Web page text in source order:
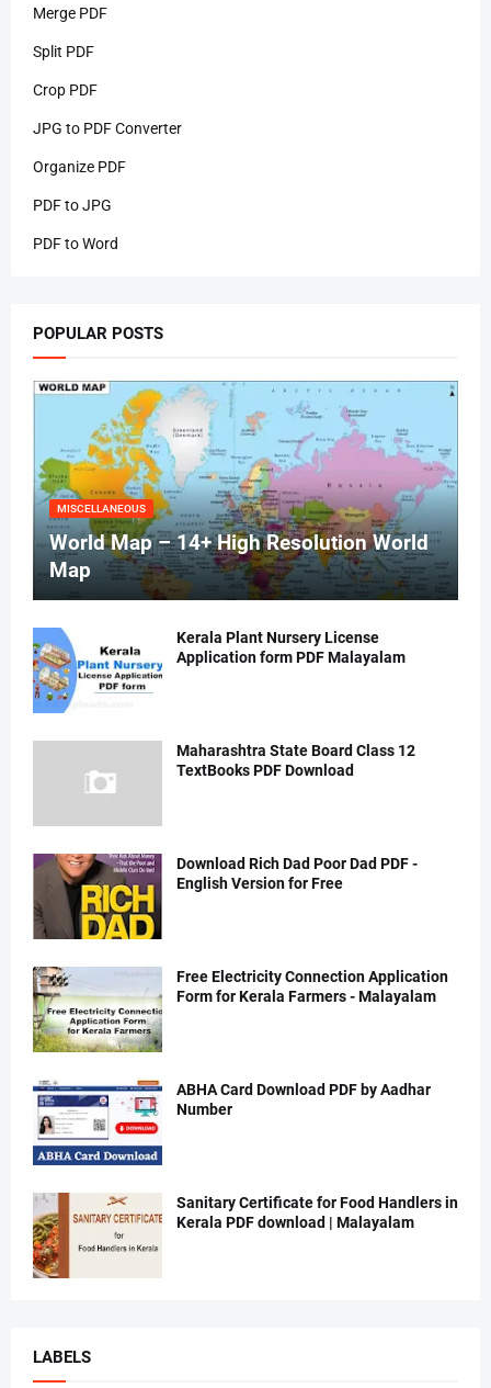
Merge PDF
Split PDF
Crop PDF
JPG to PDF Converter
Organize PDF
PDF to JPG
PDF to Word
POPULAR POSTS
MISCELLANEOUS
World Map – 14+ High Resolution World
Map
Kerala Plant Nursery License
Application form PDF Malayalam
Maharashtra State Board Class 12
TextBooks PDF Download
Download Rich Dad Poor Dad PDF -
English Version for Free
Free Electricity Connection Application
Form for Kerala Farmers - Malayalam
ABHA Card Download PDF by Aadhar
Number
Sanitary Certificate for Food Handlers in
Kerala PDF download | Malayalam
LABELS